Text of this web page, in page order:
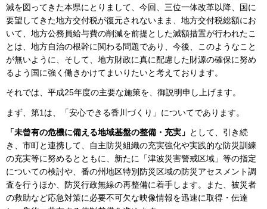
減を図ってきた本県にとりまして、今回、三位一体改革以降、国に
要望してきた地方交付税が復元されないまま、地方交付税総額にお
いて、地方公務員給与費の削減を前提とした減額措置が行われたこ
とは、地方自治の根幹に関わる問題であり、今後、このようなこと
が無いように、そして、地方財政に真に配慮した財源の確保に努め
るよう国に強く働きかけてまいりたいと考えております。
それでは、平成25年度の主要な施策を、御説明申し上げます。
まず、第1は、「安心できる香川づくり」についてであります。
「未曾有の危機に備える地域基盤の整備・充実」 として、引き続
き、市町と連携して、自主防災組織の充実強化や実践的な防災訓練
の充実等に努めるとともに、新たに「津波災害警戒区域」等の指定
についての検討や、番の州地区特別防災区域の防災アセスメント調
査を行うほか、防災行政無線の再整備に着手します。また、被災者
の救助など応急対策に必要不可欠な映像情報を迅速に取得・伝達